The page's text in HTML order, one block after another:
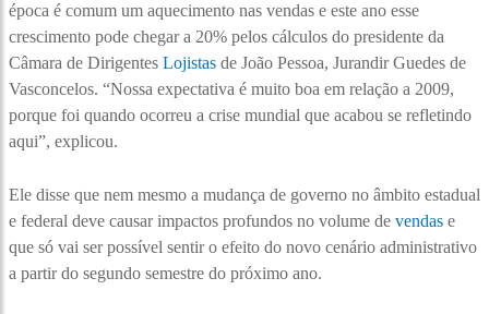
época é comum um aquecimento nas vendas e este ano esse
crescimento pode chegar a 20% pelos cálculos do presidente da
Câmara de Dirigentes Lojistasde João Pessoa, Jurandir Guedes de
Vasconcelos. “Nossa expectativa é muito boa em relação a 2009,
porque foi quando ocorreu a crise mundial que acabou se refletindo
aqui”, explicou.
Ele disse que nem mesmo a mudança de governo no âmbito estadual
e federal deve causar impactos profundos no volume de vendase
que só vai ser possível sentir o efeito do novo cenário administrativo
a partir do segundo semestre do próximo ano.